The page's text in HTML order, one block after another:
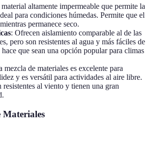
altamente impermeable que permite la
para condiciones húmedas. Permite que el
permanece seco.
: Ofrecen aislamiento comparable al de las
pero son resistentes al agua y más fáciles de
hace que sean una opción popular para climas
mezcla de materiales es excelente para
y es versátil para actividades al aire libre.
resistentes al viento y tienen una gran